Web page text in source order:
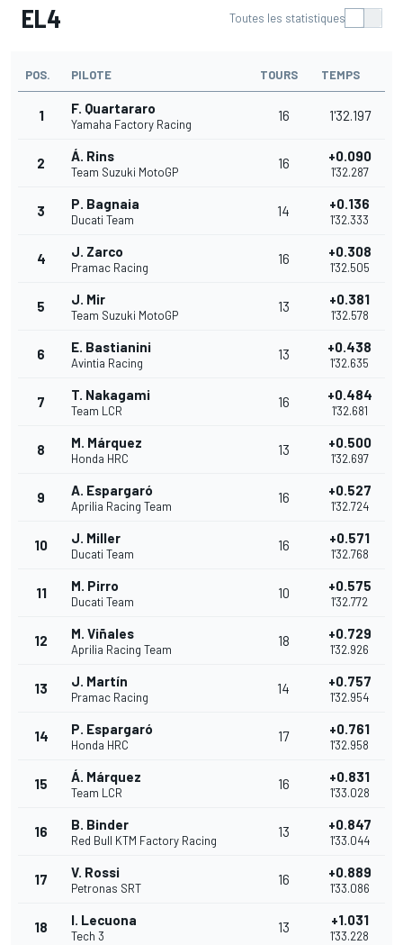
EL4 Toutes les statistiques
POS. PILOTE TOURS TEMPS
1 F. Quartararo
Yamaha Factory Racing
16 1'32.197
2 Á. Rins
Team Suzuki MotoGP
16 +0.090
1'32.287
3 P. Bagnaia
Ducati Team
14 +0.136
1'32.333
4 J. Zarco
Pramac Racing
16 +0.308
1'32.505
5 J. Mir
Team Suzuki MotoGP
13 +0.381
1'32.578
6 E. Bastianini
Avintia Racing
13 +0.438
1'32.635
7 T. Nakagami
Team LCR
16 +0.484
1'32.681
8 M. Márquez
Honda HRC
13 +0.500
1'32.697
9 A. Espargaró
Aprilia Racing Team
16 +0.527
1'32.724
10 J. Miller
Ducati Team
16 +0.571
1'32.768
11 M. Pirro
Ducati Team
10 +0.575
1'32.772
12 M. Viñales
Aprilia Racing Team
18 +0.729
1'32.926
13 J. Martín
Pramac Racing
14 +0.757
1'32.954
14 P. Espargaró
Honda HRC
17 +0.761
1'32.958
15 Á. Márquez
Team LCR
16 +0.831
1'33.028
16 B. Binder
Red Bull KTM Factory Racing
13 +0.847
1'33.044
17 V. Rossi
Petronas SRT
16 +0.889
1'33.086
18 I. Lecuona
Tech 3
13 +1.031
1'33.228